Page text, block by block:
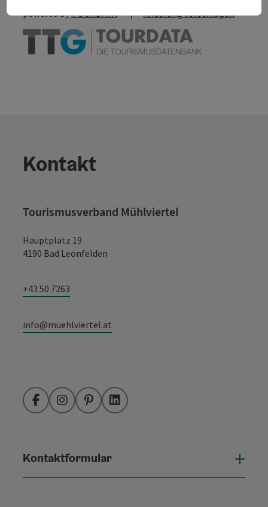
powered byTOURDATA Änderung vorschlagen
Kontakt
Tourismusverband Mühlviertel
Hauptplatz 19
4190 Bad Leonfelden
+43 50 7263
info@muehlviertel.at
FacebookInstagramPinterestLinkedIn
Kontaktformular